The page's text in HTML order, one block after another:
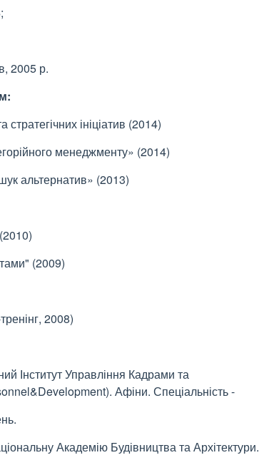
2005 р.
ініціатив (2014)
менеджменту» (2014)
альтернатив» (2013)
(2009)
2008)
Інститут Управління Кадрами та
Афіни. Спеціальність -
Академію Будівництва та Архітектури.